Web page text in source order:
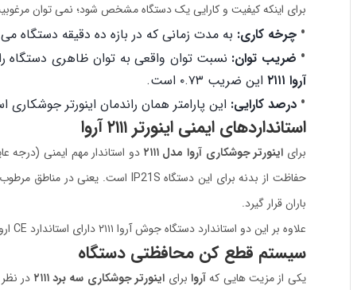
برای اینکه کیفیت و کارایی یک دستگاه مشخص شود؛ نمی توان
چرخه کاری: به مدت زمانی که در بازه ده دقیقه دستگاه
ضریب توان: نسبت توان واقعی به توان ظاهری
آروا ۲۱۱۱
این ضریب ۰.۷۳ است.
درصد کارایی: این پارامتر همان راندمان اینورتر
استانداردهای ایمنی اینورتر ۲۱۱۱ آروا
برای اینورتر جوشکاری آروا مدل ۲۱۱۱
باران قرار گیرد.
علاوه بر این دو استاندارد دستگاه جوش آروا ۲۱۱۱ دارای استاندارد CE اروپا نیز می باشد.
سیستم قطع کن محافظتی دستگاه
یکی از مزیت هایی کهآروا برای اینورتر جوشکاری سه برد ۲۱۱۱
در